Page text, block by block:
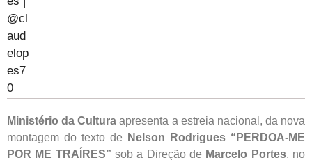
Ministério da Culturaapresenta a estreia nacional, da nova
montagem do texto de
Nelson Rodrigues “PERDOA-ME
POR ME TRAÍRES” sob a Direção de Marcelo Portes, no